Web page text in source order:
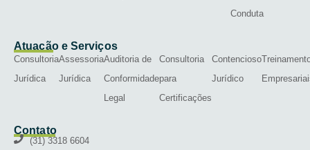
Conduta
Atuação e Serviços
Consultoria
Jurídica
Assessoria
Jurídica
Auditoria de
Conformidade
Legal
Consultoria
para
Certificações
Contencioso
Jurídico
Contato
(31) 3318 6604